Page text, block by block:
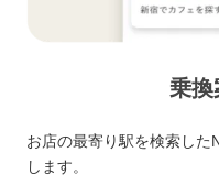
乗
お店の最寄り駅を検索した
します。